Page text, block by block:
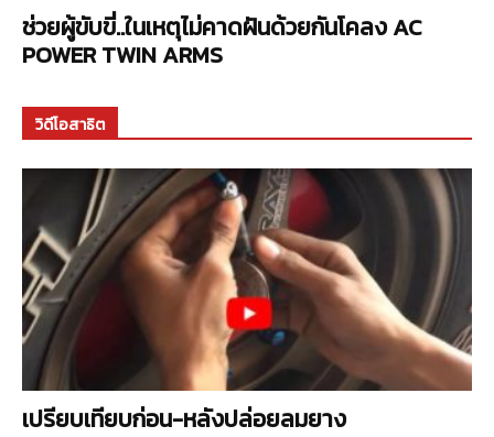
ช่วยผู้ขับขี่..ในเหตุไม่คาดฝันด้วยกันโคลง AC
POWER TWIN ARMS
วิดีโอสาธิต
เปรียบเทียบก่อน-หลังปล่อยลมยาง